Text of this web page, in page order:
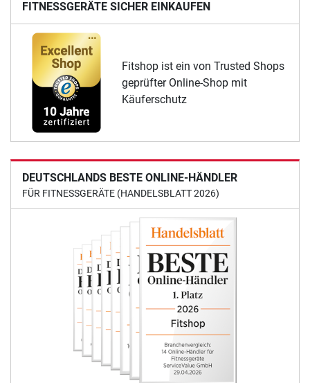
FITNESSGERÄTE SICHER EINKAUFEN
Fitshop ist ein von Trusted Shops
geprüfter Online-Shop mit
Käuferschutz
DEUTSCHLANDS BESTE ONLINE-HÄNDLER
FÜR FITNESSGERÄTE (HANDELSBLATT 2026)